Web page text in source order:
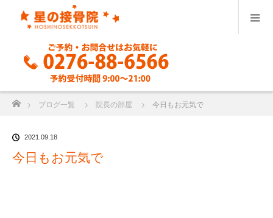
ブログ一覧 院長の部屋 今日もお元気で
2021.09.18
今日もお元気で